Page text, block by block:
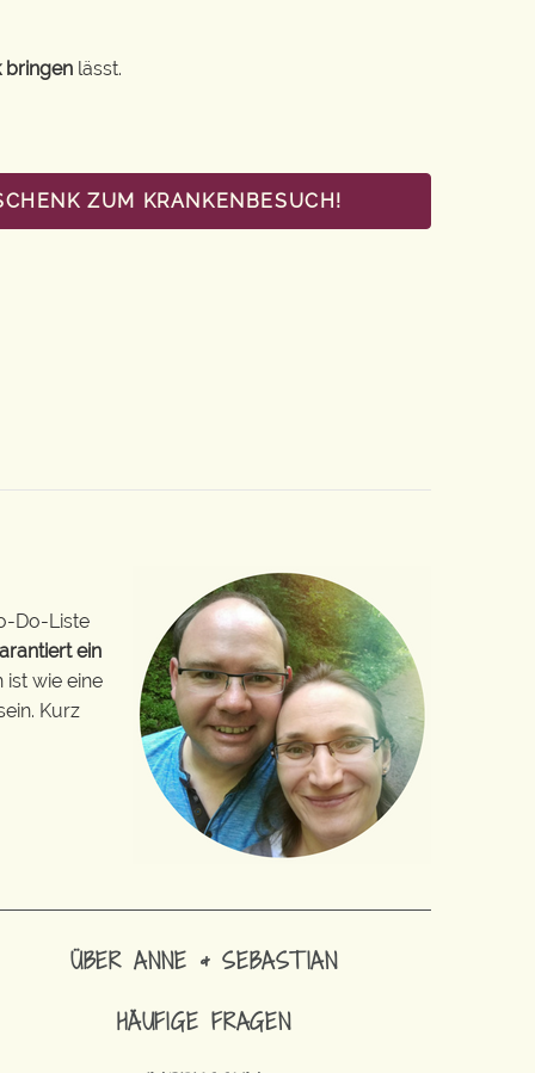
bringen lässt.
ZUM KRANKENBESUCH!
Do-Liste
ein
ist wie eine
Kurz
ÜBER ANNE & SEBASTIAN
HÄUFIGE FRAGEN